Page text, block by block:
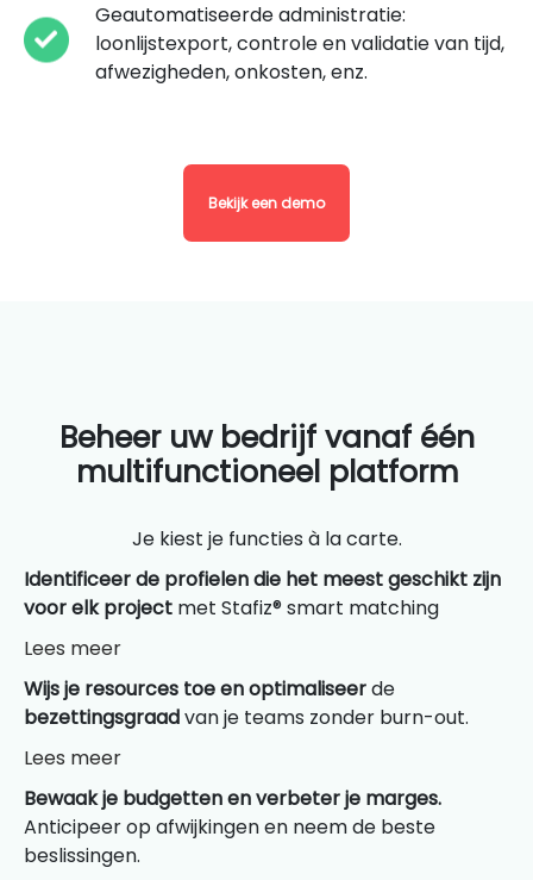
Geautomatiseerde administratie:
loonlijstexport, controle en validatie van tijd,
afwezigheden, onkosten, enz.
Bekijk een demo
Beheer uw bedrijf vanaf één
multifunctioneel platform
Je kiest je functies à la carte.
Identificeer de profielen die het meest geschikt zijn
voor elk project met Stafiz® smart matching
Lees meer
Wijs je resources toe en optimaliseerde
bezettingsgraadvan je teams zonder burn-out.
Lees meer
Bewaak je budgetten en verbeter je marges.
Anticipeer op afwijkingen en neem de beste
beslissingen.